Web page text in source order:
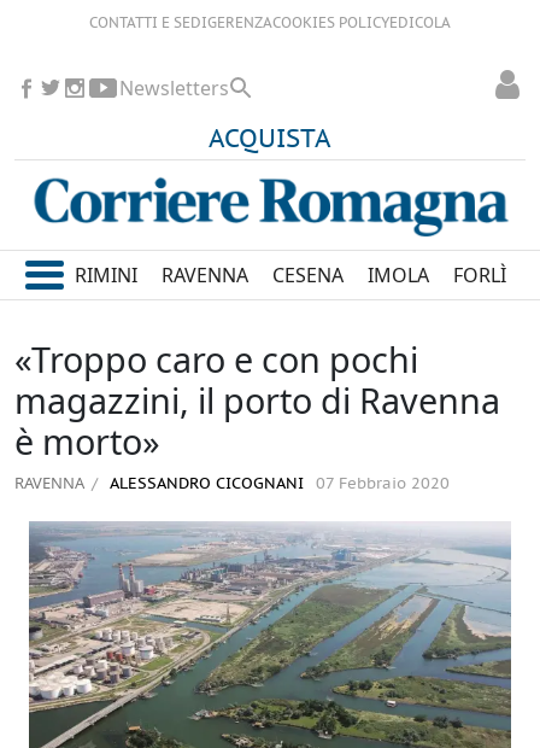
CONTATTI E SEDIGERENZACOOKIES POLICYEDICOLA
ACQUISTA
Newsletters
RIMINI RAVENNA CESENA IMOLA FORLÌ
«Troppo caro e con pochi
magazzini, il porto di Ravenna
è morto»
RAVENNA ALESSANDRO CICOGNANI 07 Febbraio 2020